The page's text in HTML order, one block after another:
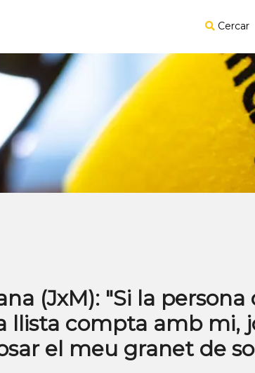
Cercar
(JxM): "Si la persona
llista compta amb mi,
el meu granet de